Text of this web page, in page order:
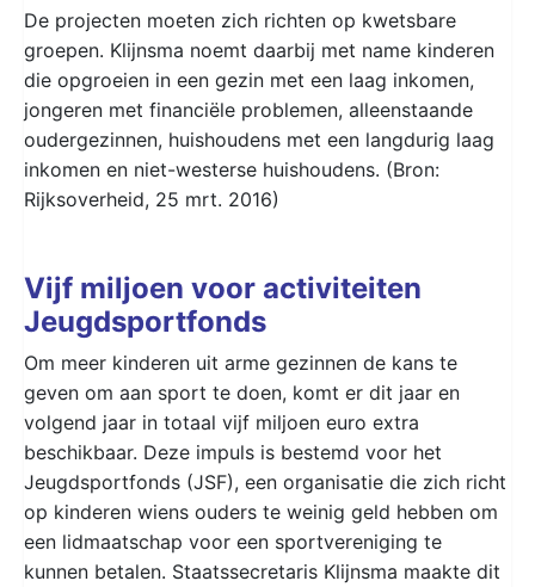
De projecten moeten zich richten op kwetsbare
groepen. Klijnsma noemt daarbij met name kinderen
die opgroeien in een gezin met een laag inkomen,
jongeren met financiële problemen, alleenstaande
oudergezinnen, huishoudens met een langdurig laag
inkomen en niet-westerse huishoudens. (Bron:
Rijksoverheid, 25 mrt. 2016)
Vijf miljoen voor activiteiten
Jeugdsportfonds
Om meer kinderen uit arme gezinnen de kans te
geven om aan sport te doen, komt er dit jaar en
volgend jaar in totaal vijf miljoen euro extra
beschikbaar. Deze impuls is bestemd voor het
Jeugdsportfonds (JSF), een organisatie die zich richt
op kinderen wiens ouders te weinig geld hebben om
een lidmaatschap voor een sportvereniging te
kunnen betalen. Staatssecretaris Klijnsma maakte dit